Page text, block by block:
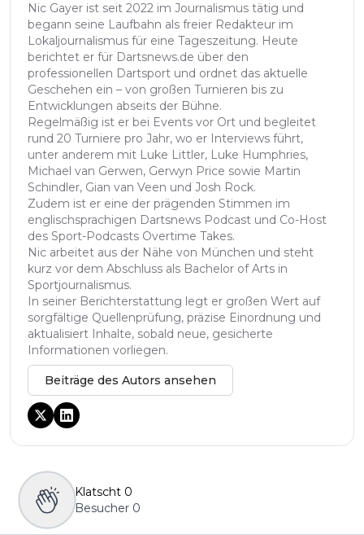
Nic Gayer ist seit 2022 im Journalismus tätig und
begann seine Laufbahn als freier Redakteur im
Lokaljournalismus für eine Tageszeitung. Heute
berichtet er für Dartsnews.de über den
professionellen Dartsport und ordnet das aktuelle
Geschehen ein – von großen Turnieren bis zu
Entwicklungen abseits der Bühne.
Regelmäßig ist er bei Events vor Ort und begleitet
rund 20 Turniere pro Jahr, wo er Interviews führt,
unter anderem mit Luke Littler, Luke Humphries,
Michael van Gerwen, Gerwyn Price sowie Martin
Schindler, Gian van Veen und Josh Rock.
Zudem ist er eine der prägenden Stimmen im
englischsprachigen Dartsnews Podcast und Co-Host
des Sport-Podcasts Overtime Takes.
Nic arbeitet aus der Nähe von München und steht
kurz vor dem Abschluss als Bachelor of Arts in
Sportjournalismus.
In seiner Berichterstattung legt er großen Wert auf
sorgfältige Quellenprüfung, präzise Einordnung und
aktualisiert Inhalte, sobald neue, gesicherte
Informationen vorliegen.
Beiträge des Autors ansehen
Klatscht 0
Besucher 0